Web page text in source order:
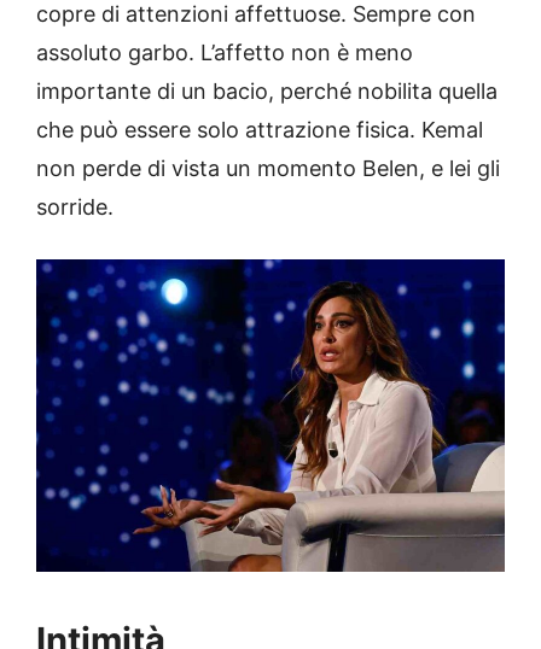
copre di attenzioni affettuose. Sempre con
assoluto garbo. L’affetto non è meno
importante di un bacio, perché nobilita quella
che può essere solo attrazione fisica. Kemal
non perde di vista un momento Belen, e lei gli
sorride.
Intimità